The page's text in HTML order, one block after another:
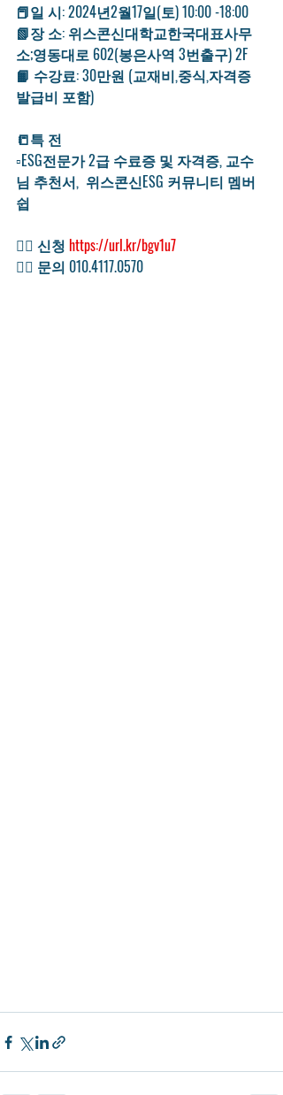
📕일 시: 2024년2월17일(토) 10:00 -18:00
📗장 소: 위스콘신대학교한국대표사무
소;영동대로 602(봉은사역 3번출구) 2F
📙 수강료: 30만원 (교재비,중식,자격증
발급비 포함)
📒특 전
▫ESG전문가 2급 수료증 및 자격증, 교수
님 추천서,  위스콘신ESG 커뮤니티 멤버
쉽
👉🏿 신청 https://url.kr/bgv1u7
👉🏿 문의 010.4117.0570